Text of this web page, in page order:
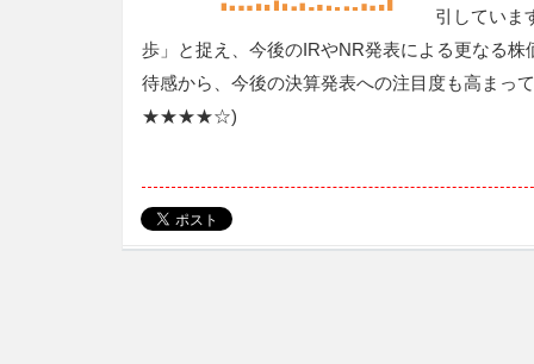
引していま
歩」と捉え、今後のIRやNR発表による更なる
待感から、今後の決算発表への注目度も高
★★★★☆)